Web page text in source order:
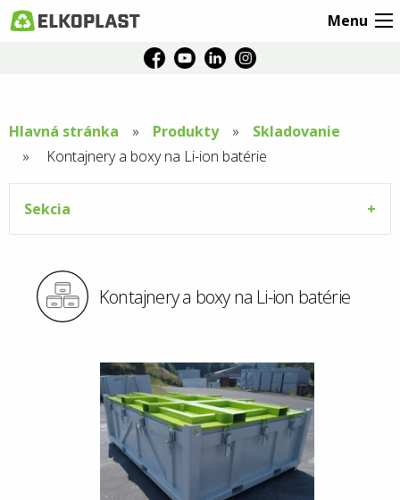
Menu
Hlavná stránka Produkty
Skladovanie
Aktuální
stránka:
Kontajnery a boxy na Li-ion batérie
Sekcia
Kontajnery a boxy na Li-ion batérie